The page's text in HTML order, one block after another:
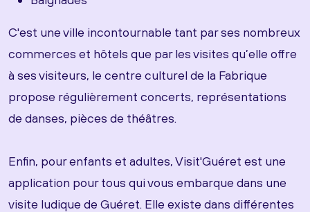
C'est une ville incontournable tant par ses nombreux
commerces et hôtels que par les visites qu’elle offre
à ses visiteurs, le centre culturel de la Fabrique
propose régulièrement concerts, représentations
de danses, pièces de théâtres.
Enfin, pour enfants et adultes, Visit'Guéret est une
application pour tous qui vous embarque dans une
visite ludique de Guéret. Elle existe dans différentes